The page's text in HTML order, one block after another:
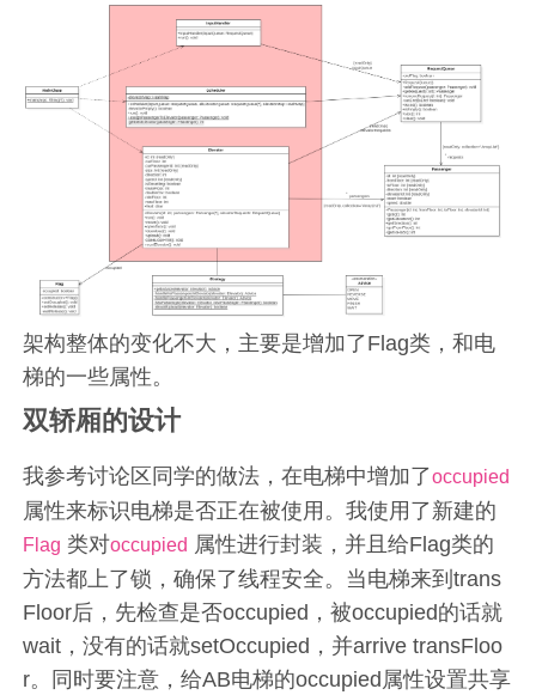
架构整体的变化不大，主要是增加了Flag类，和电
梯的一些属性。
双轿厢的设计
我参考讨论区同学的做法，在电梯中增加了occupied
属性来标识电梯是否正在被使用。我使用了新建的
Flag 类对occupied 属性进行封装，并且给Flag类的
方法都上了锁，确保了线程安全。当电梯来到trans
Floor后，先检查是否occupied，被occupied的话就
wait，没有的话就setOccupied，并arrive transFloo
r。同时要注意，给AB电梯的occupied属性设置共享